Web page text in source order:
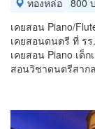
ทองหล่อ 800
เคยสอน Piano/
เคยสอนดนตรี ที่ ร
เคยสอน Piano เด็
สอนวิชาดนตรีสาก